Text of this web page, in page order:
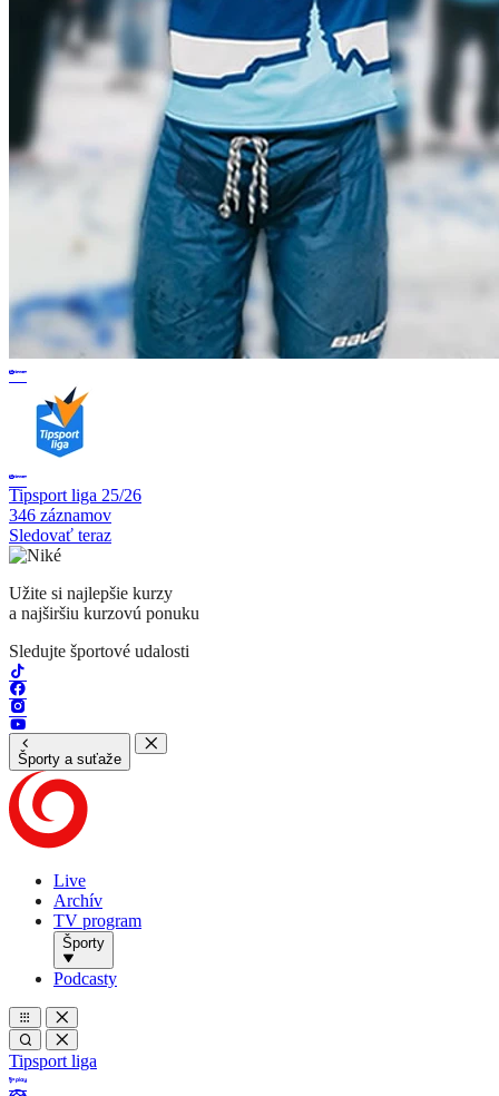
Tipsport liga 25/26
346 záznamov
Sledovať teraz
Užite si najlepšie kurzy
a najširšiu kurzovú ponuku
Sledujte športové udalosti
Športy a suťaže
Live
Archív
TV program
Športy
Podcasty
Tipsport liga